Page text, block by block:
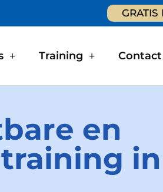
GRATIS
Training Contact
en
in